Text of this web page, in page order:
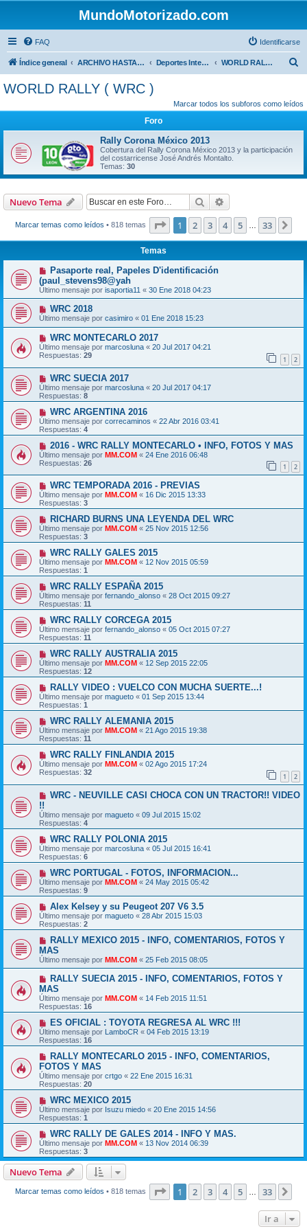
MundoMotorizado.com
FAQ Identificarse
Índice general ARCHIVO HASTA 2018 Deportes Internacionales WORLD RALLY ( WRC )
c
WORLD RALLY ( WRC )
Marcar todos los subforos como leídos
Foro
Rally Corona México 2013
Cobertura del Rally Corona México 2013 y la participación
del costarricense José Andrés Montalto.
Temas: 30
Nuevo Tema Buscar
Marcar temas como leídos • 818 temas Página de 33
1 2 3 4 5 33
Temas
Pasaporte real, Papeles D'identificación
(paul_stevens98@yah
Último mensaje por isaportia11 « 30 Ene 2018 04:23
WRC 2018
Último mensaje por casimiro « 01 Ene 2018 15:23
WRC MONTECARLO 2017
Último mensaje por marcosluna « 20 Jul 2017 04:21
Respuestas: 29 1 2
WRC SUECIA 2017
Último mensaje por marcosluna « 20 Jul 2017 04:17
Respuestas: 8
WRC ARGENTINA 2016
Último mensaje por correcaminos « 22 Abr 2016 03:41
Respuestas: 4
2016 - WRC RALLY MONTECARLO • INFO, FOTOS Y MAS
Último mensaje por MM.COM « 24 Ene 2016 06:48
Respuestas: 26 1 2
WRC TEMPORADA 2016 - PREVIAS
Último mensaje por MM.COM « 16 Dic 2015 13:33
Respuestas: 3
RICHARD BURNS UNA LEYENDA DEL WRC
Último mensaje por MM.COM « 25 Nov 2015 12:56
Respuestas: 3
WRC RALLY GALES 2015
Último mensaje por MM.COM « 12 Nov 2015 05:59
Respuestas: 1
WRC RALLY ESPAÑA 2015
Último mensaje por fernando_alonso « 28 Oct 2015 09:27
Respuestas: 11
WRC RALLY CORCEGA 2015
Último mensaje por fernando_alonso « 05 Oct 2015 07:27
Respuestas: 11
WRC RALLY AUSTRALIA 2015
Último mensaje por MM.COM « 12 Sep 2015 22:05
Respuestas: 12
RALLY VIDEO : VUELCO CON MUCHA SUERTE...!
Último mensaje por magueto « 01 Sep 2015 13:44
Respuestas: 1
WRC RALLY ALEMANIA 2015
Último mensaje por MM.COM « 21 Ago 2015 19:38
Respuestas: 11
WRC RALLY FINLANDIA 2015
Último mensaje por MM.COM « 02 Ago 2015 17:24
Respuestas: 32 1 2
WRC - NEUVILLE CASI CHOCA CON UN TRACTOR!! VIDEO
!!
Último mensaje por magueto « 09 Jul 2015 15:02
Respuestas: 4
WRC RALLY POLONIA 2015
Último mensaje por marcosluna « 05 Jul 2015 16:41
Respuestas: 6
WRC PORTUGAL - FOTOS, INFORMACION...
Último mensaje por MM.COM « 24 May 2015 05:42
Respuestas: 9
Alex Kelsey y su Peugeot 207 V6 3.5
Último mensaje por magueto « 28 Abr 2015 15:03
Respuestas: 2
RALLY MEXICO 2015 - INFO, COMENTARIOS, FOTOS Y
MAS
Último mensaje por MM.COM « 25 Feb 2015 08:05
RALLY SUECIA 2015 - INFO, COMENTARIOS, FOTOS Y
MAS
Último mensaje por MM.COM « 14 Feb 2015 11:51
Respuestas: 16
ES OFICIAL : TOYOTA REGRESA AL WRC !!!
Último mensaje por LamboCR « 04 Feb 2015 13:19
Respuestas: 16
RALLY MONTECARLO 2015 - INFO, COMENTARIOS,
FOTOS Y MAS
Último mensaje por crtgo « 22 Ene 2015 16:31
Respuestas: 20
WRC MEXICO 2015
Último mensaje por Isuzu miedo « 20 Ene 2015 14:56
Respuestas: 1
WRC RALLY DE GALES 2014 - INFO Y MAS.
Último mensaje por MM.COM « 13 Nov 2014 06:39
Respuestas: 3
Nuevo Tema
Marcar temas como leídos • 818 temas Página de 33
1 2 3 4 5 33
Ir a